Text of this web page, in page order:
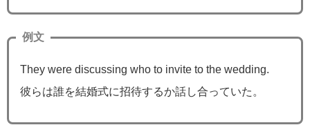
例文
They were discussing who to invite to the wedding.
彼らは誰を結婚式に招待するか話し合っていた。